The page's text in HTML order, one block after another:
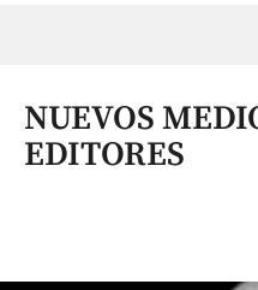
NUEVOS
EDITORES